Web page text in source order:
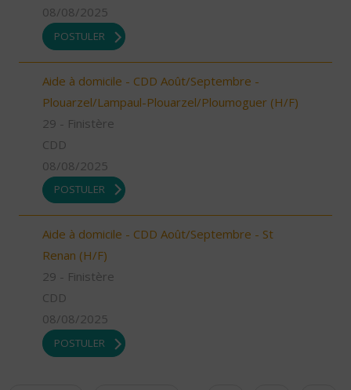
08/08/2025
POSTULER
Aide à domicile - CDD Août/Septembre -
Plouarzel/Lampaul-Plouarzel/Ploumoguer (H/F)
29 - Finistère
CDD
08/08/2025
POSTULER
Aide à domicile - CDD Août/Septembre - St
Renan (H/F)
29 - Finistère
CDD
08/08/2025
POSTULER